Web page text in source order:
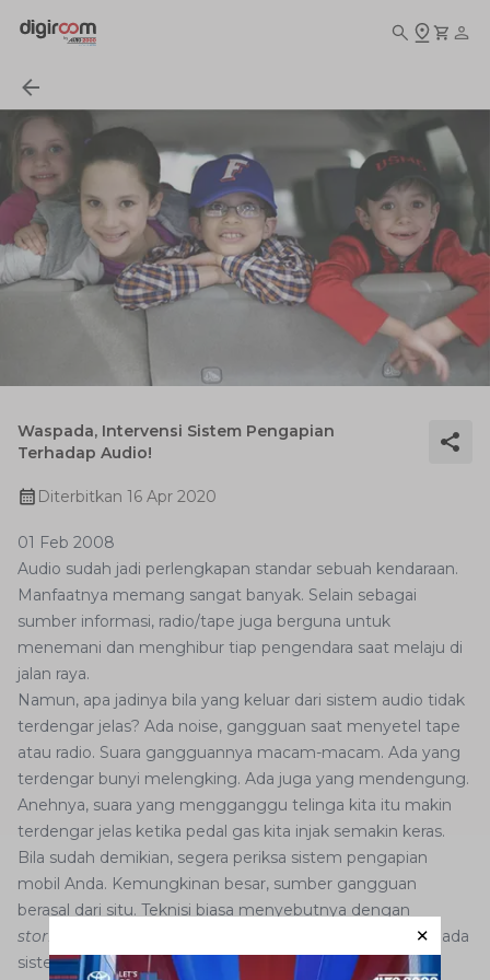
Waspada, Intervensi Sistem Pengapian
Terhadap Audio!
Diterbitkan 16 Apr 2020
01 Feb 2008
Audio sudah jadi perlengkapan standar sebuah kendaraan.
Manfaatnya memang sangat banyak. Selain sebagai
sumber informasi, radio/tape juga berguna untuk
menemani dan menghibur tiap pengendara saat melaju di
jalan raya.
Namun, apa jadinya bila yang keluar dari sistem audio tidak
terdengar jelas? Ada noise, gangguan saat menyetel tape
atau radio. Suara gangguannya macam-macam. Ada yang
terdengar bunyi melengking. Ada juga yang mendengung.
Anehnya, suara yang mengganggu telinga kita itu makin
terdengar jelas ketika pedal gas kita injak semakin keras.
Bila sudah demikian, segera periksa sistem pengapian
mobil Anda. Kemungkinan besar, sumber gangguan
berasal dari situ. Teknisi biasa menyebutnya dengan
storing
bisa muncul apabila terjadi kebocoran pada
sistem pengapian mobil.